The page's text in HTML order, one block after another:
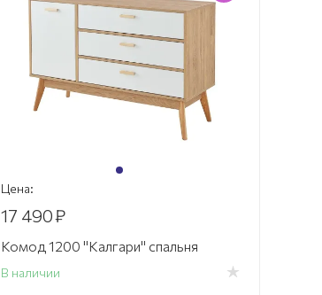
Цена:
17 490₽
Комод 1200 "Калгари" спальня
В наличии